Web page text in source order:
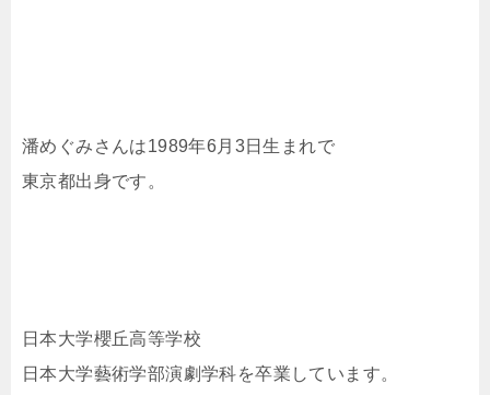
潘めぐみさんは1989年6月3日生まれで
東京都出身です。
日本大学櫻丘高等学校
日本大学藝術学部演劇学科を卒業しています。